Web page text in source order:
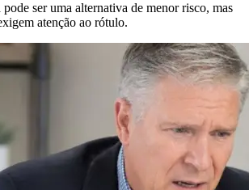
ser uma alternativa de menor risco, mas
atenção ao rótulo.